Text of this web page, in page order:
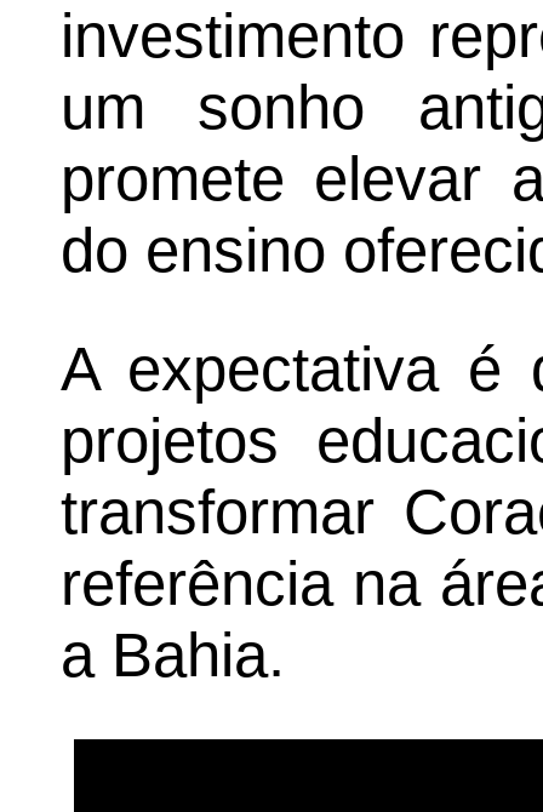
investimento
um sonho
promete elevar
do ensino
A expectativa é
projetos
transformar
referência na
a Bahia.